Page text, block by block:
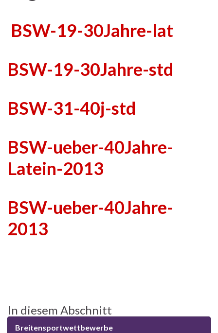
BSW-19-30Jahre-lat
BSW-19-30Jahre-std
BSW-31-40j-std
BSW-ueber-40Jahre-
Latein-2013
BSW-ueber-40Jahre-
2013
In diesem Abschnitt
Breitensportwettbewerbe